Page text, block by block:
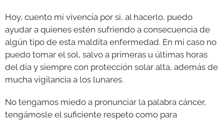
Hoy, cuento mi vivencia por si, al hacerlo, puedo
ayudar a quienes estén sufriendo a consecuencia de
algún tipo de esta maldita enfermedad. En mi caso no
puedo tomar el sol, salvo a primeras u últimas horas
del día y siempre con protección solar alta, además de
mucha vigilancia a los lunares.
No tengamos miedo a pronunciar la palabra cáncer,
tengámosle el suficiente respeto como para